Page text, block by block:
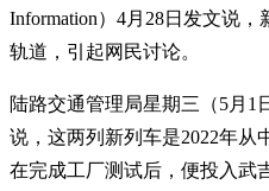
Information）4月28日发文说
轨道，引起网民讨论。
陆路交通管理局星期三（5月1
说，这两列新列车是2022年从
在完成工厂测试后，便投入武